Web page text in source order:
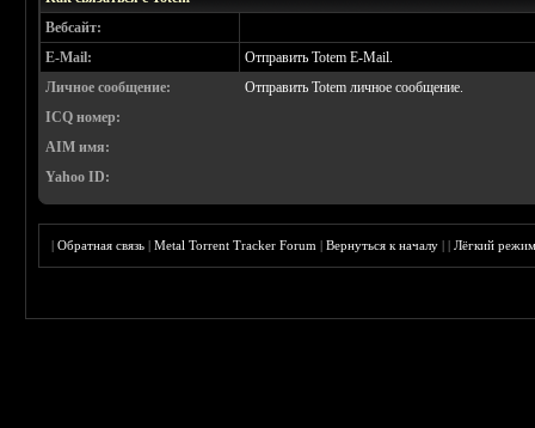
Вебсайт:
E-Mail:
Отправить Totem E-Mail.
Личное сообщение:
Отправить Totem личное сообщение.
ICQ номер:
AIM имя:
Yahoo ID:
|Обратная связь |Metal Torrent Tracker Forum |Вернуться к началу ||Лёгкий